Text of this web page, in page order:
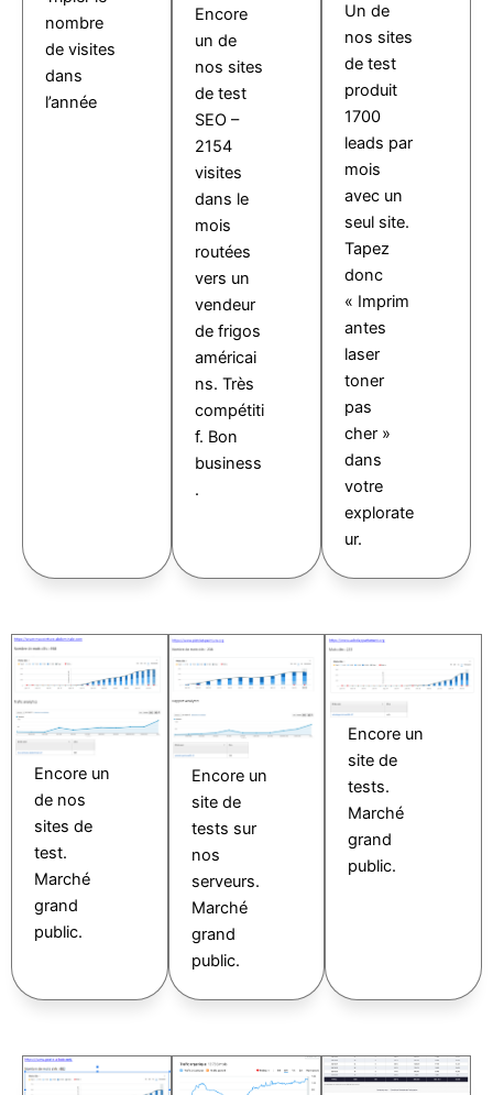
nombre
de visites
dans
l’année
Encore
un de
nos sites
de test
SEO –
2154
visites
dans le
mois
routées
vers un
vendeur
de frigos
américai
ns. Très
compétiti
f. Bon
business
.
Un de
nos sites
de test
produit
1700
leads par
mois
avec un
seul site.
Tapez
donc
« Imprim
antes
laser
toner
pas
cher »
dans
votre
explorate
ur.
Encore un
de nos
sites de
test.
Marché
grand
public.
Encore un
site de
tests sur
nos
serveurs.
Marché
grand
public.
Encore un
site de
tests.
Marché
grand
public.